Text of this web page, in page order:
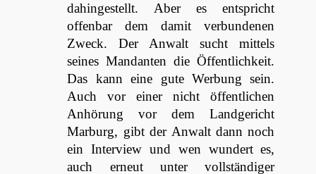
dahingestellt. Aber es entspricht
offenbar dem damit verbundenen
Zweck. Der Anwalt sucht mittels
seines Mandanten die Öffentlichkeit.
Das kann eine gute Werbung sein.
Auch vor einer nicht öffentlichen
Anhörung vor dem Landgericht
Marburg, gibt der Anwalt dann noch
ein Interview und wen wundert es,
auch erneut unter vollständiger